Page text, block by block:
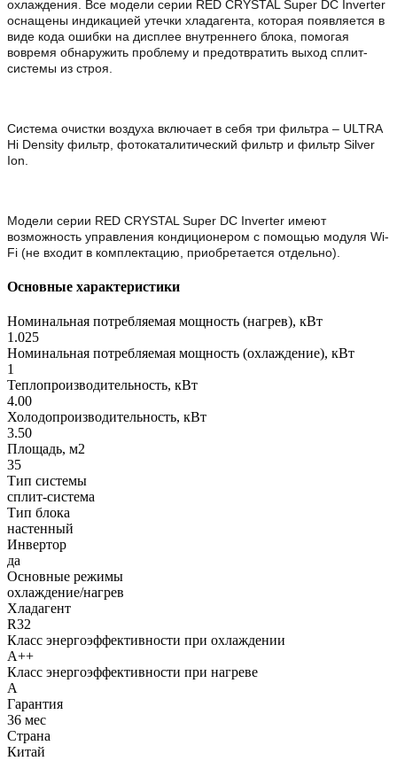
охлаждения. Все модели серии RED CRYSTAL Super DC Inverter
оснащены индикацией утечки хладагента, которая появляется в
виде кода ошибки на дисплее внутреннего блока, помогая
вовремя обнаружить проблему и предотвратить выход сплит-
системы из строя.
Система очистки воздуха включает в себя три фильтра – ULTRA
Hi Density фильтр, фотокаталитический фильтр и фильтр Silver
Ion.
Модели серии RED CRYSTAL Super DC Inverter имеют
возможность управления кондиционером с помощью модуля Wi-
Fi (не входит в комплектацию, приобретается отдельно).
Основные характеристики
Номинальная потребляемая мощность (нагрев), кВт
1.025
Номинальная потребляемая мощность (охлаждение), кВт
1
Теплопроизводительность, кВт
4.00
Холодопроизводительность, кВт
3.50
Площадь, м2
35
Тип системы
сплит-система
Тип блока
настенный
Инвертор
да
Основные режимы
охлаждение/нагрев
Хладагент
R32
Класс энергоэффективности при охлаждении
A++
Класс энергоэффективности при нагреве
A
Гарантия
36 мес
Страна
Китай